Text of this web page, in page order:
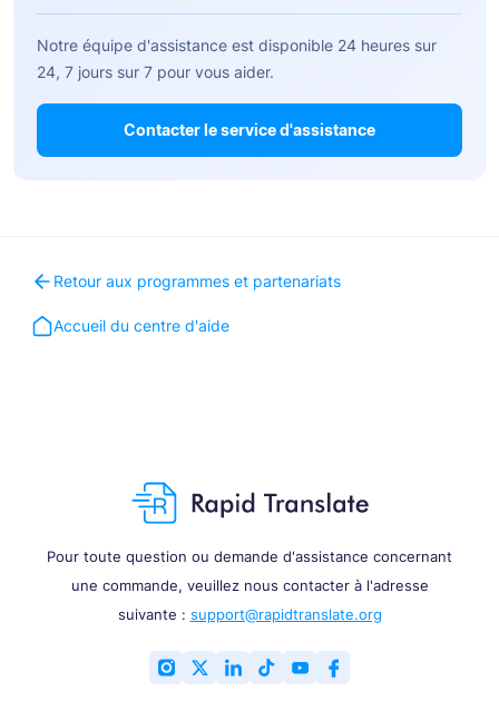
Notre équipe d'assistance est disponible 24 heures sur
24, 7 jours sur 7 pour vous aider.
Contacter le service d'assistance
Retour aux programmes et partenariats
Accueil du centre d'aide
Pour toute question ou demande d'assistance concernant
une commande, veuillez nous contacter à l'adresse
suivante : support@rapidtranslate.org